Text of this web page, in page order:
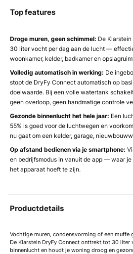
Top features
Droge muren, geen schimmel: De
30 liter vocht per dag aan de lucht —
woonkamer, kelder, badkamer en
Volledig automatisch in werking: De
stopt de DryFy Connect automatisch op
doelwaarde. Bij een volle watertank
geen overloop, geen handmatige controle
Gezonde binnenlucht het hele jaar: Een
55% is goed voor de luchtwegen en
nu gaat om een kelder, garage,
Op afstand bedienen via je smartphone:
en bedrijfsmodus in vanuit de app — waar
het apparaat hoeft te zijn.
Productdetails
Vochtige muren, condensvorming of een muffe
De Klarstein DryFy Connect onttrekt tot 30 liter
binnenlucht en houdt je woning droog en